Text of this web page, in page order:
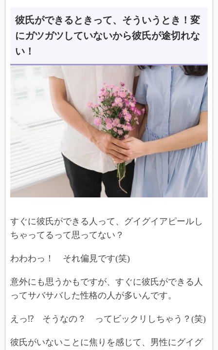
彼氏ができるときって、そういうとき！変
にガツガツしていないから彼氏が途切れな
い！
すぐに彼氏ができる人って、グイグイアピールし
ちゃってるって思ってない？
わわわっ！ それ偏見です(笑)
意外にも思うかもですが、すぐに彼氏ができる人
ってサバサバした性格の人が多いんです。
えっ⁉ そうなの？ ってビックリしちゃう？(笑)
彼氏がいないことに焦りを感じて、男性にグイグ